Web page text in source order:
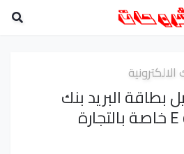
البريد بنك
رقمية E carte klik خاصة بالتجارة